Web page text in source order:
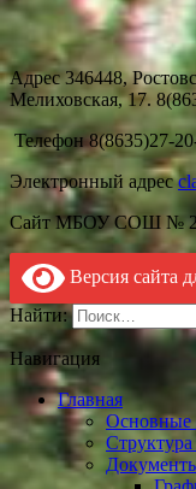
Адрес 346448,
Мелиховская, 17.
Телефон 8(8635)27-
Электронный адрес
Сайт МБОУ СОШ №
Версия сайта
Найти:
Навигация
Главная
Основные